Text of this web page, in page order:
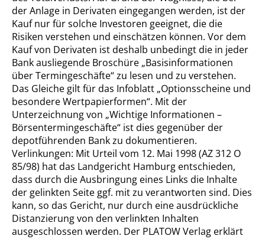
der Anlage in Derivaten eingegangen werden, ist der
Kauf nur für solche Investoren geeignet, die die
Risiken verstehen und einschätzen können. Vor dem
Kauf von Derivaten ist deshalb unbedingt die in jeder
Bank ausliegende Broschüre „Basisinformationen
über Termingeschäfte“ zu lesen und zu verstehen.
Das Gleiche gilt für das Infoblatt „Optionsscheine und
besondere Wertpapierformen“. Mit der
Unterzeichnung von „Wichtige Informationen –
Börsentermingeschäfte“ ist dies gegenüber der
depotführenden Bank zu dokumentieren.
Verlinkungen: Mit Urteil vom 12. Mai 1998 (AZ 312 O
85/98) hat das Landgericht Hamburg entschieden,
dass durch die Ausbringung eines Links die Inhalte
der gelinkten Seite ggf. mit zu verantworten sind. Dies
kann, so das Gericht, nur durch eine ausdrückliche
Distanzierung von den verlinkten Inhalten
ausgeschlossen werden. Der PLATOW Verlag erklärt